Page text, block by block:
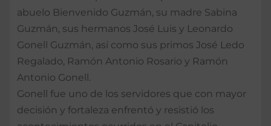
abuelo Bienvenido Guzmán, su madre Sabina
Guzmán, sus hermanos José Luis y Leonardo
Gonell Guzmán, así como sus primos José Ledo
Regalado, Ramón Antonio Rosario y Ramón
Antonio Gonell.
Gonell fue uno de los servidores que con mayor
decisión y fortaleza enfrentó y resistió los